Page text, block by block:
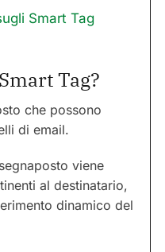
Smart Tag
Tag?
che possono
di email.
viene
al destinatario,
dinamico del